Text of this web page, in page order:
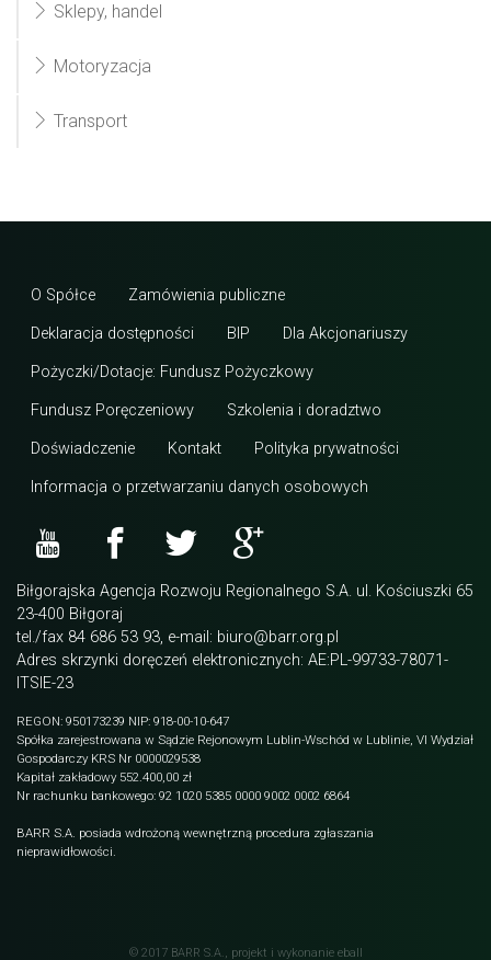
Sklepy, handel
Motoryzacja
Transport
O Spółce Zamówienia publiczne
Deklaracja dostępności BIP Dla Akcjonariuszy
Pożyczki/Dotacje: Fundusz Pożyczkowy
Fundusz Poręczeniowy Szkolenia i doradztwo
Doświadczenie Kontakt Polityka prywatności
Informacja o przetwarzaniu danych osobowych
Biłgorajska Agencja Rozwoju Regionalnego S.A. ul. Kościuszki 65
23-400 Biłgoraj
tel./fax 84 686 53 93, e-mail: biuro@barr.org.pl
Adres skrzynki doręczeń elektronicznych: AE:PL-99733-78071-
ITSIE-23
REGON: 950173239 NIP: 918-00-10-647
Spółka zarejestrowana w Sądzie Rejonowym Lublin-Wschód w Lublinie, VI Wydział
Gospodarczy KRS Nr 0000029538
Kapitał zakładowy 552.400,00 zł
Nr rachunku bankowego: 92 1020 5385 0000 9002 0002 6864
BARR S.A. posiada wdrożoną wewnętrzną procedura zgłaszania
nieprawidłowości.
© 2017 BARR S.A., projekt i wykonanie eball